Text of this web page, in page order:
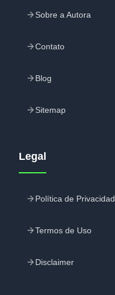
Sobre a Autora
Contato
Blog
Sitemap
Legal
Política de
Termos de Uso
Disclaimer